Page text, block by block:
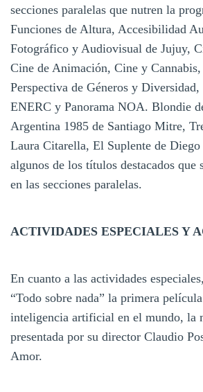
secciones paralelas que nutren la
Funciones de Altura, Accesibilidad
Fotográfico y Audiovisual de Jujuy,
Cine de Animación, Cine y
Perspectiva de Géneros y
ENERC y Panorama NOA. Blondie
Argentina 1985 de Santiago Mitre,
Laura Citarella, El Suplente de Diego
algunos de los títulos destacados que
en las secciones paralelas.
ACTIVIDADES ESPECIALES Y
En cuanto a las actividades
“Todo sobre nada” la primera
inteligencia artificial en el mundo, la
presentada por su director Claudio
Amor.